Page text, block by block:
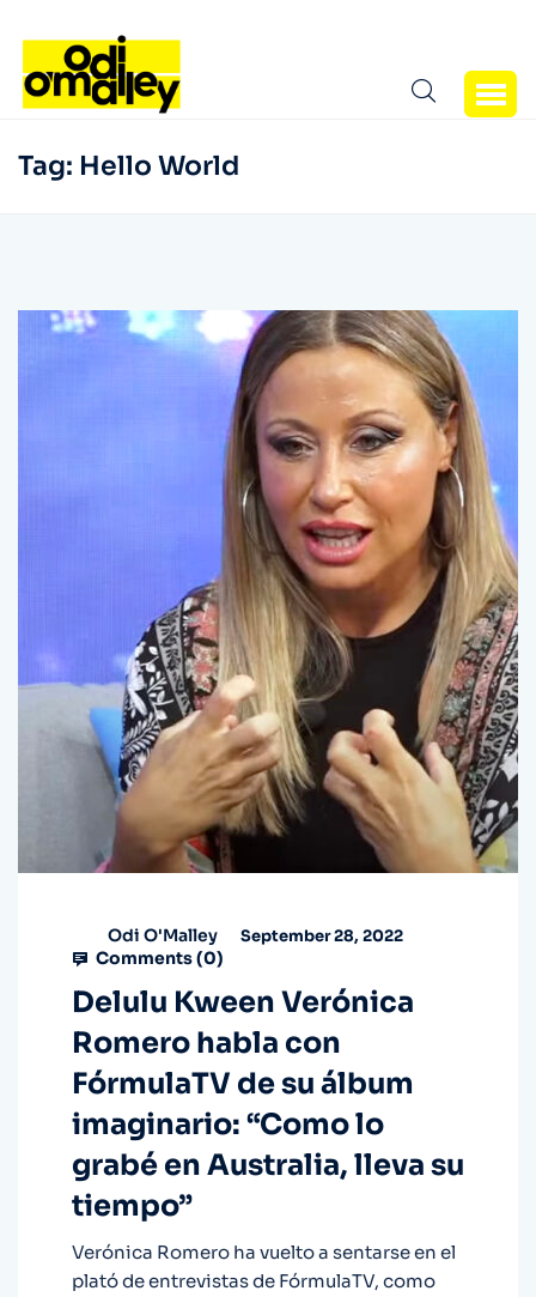
Tag: Hello World
Odi O'Malley September 28, 2022
Comments (0)
Delulu Kween Verónica
Romero habla con
FórmulaTV de su álbum
imaginario: “Como lo
grabé en Australia, lleva su
tiempo”
Verónica Romero ha vuelto a sentarse en el
plató de entrevistas de FórmulaTV, como